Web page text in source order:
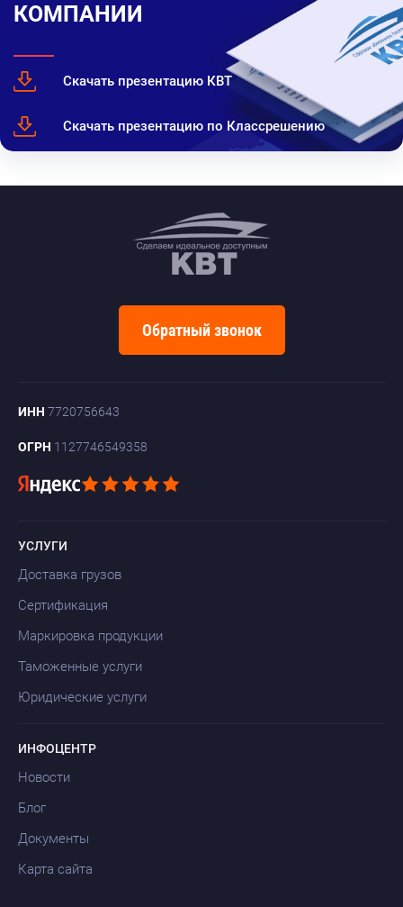
КОМПАНИИ
Скачать презентацию КВТ
Скачать презентацию по Классрешению
Обратный звонок
ИНН 7720756643
ОГРН 1127746549358
УСЛУГИ
Доставка грузов
Сертификация
Маркировка продукции
Таможенные услуги
Юридические услуги
ИНФОЦЕНТР
Новости
Блог
Документы
Карта сайта